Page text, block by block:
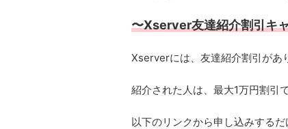
〜Xserver友達紹介割引キ
Xserverには、友達紹介割引があ
紹介された人は、最大1万円割引
以下のリンクから申し込みする